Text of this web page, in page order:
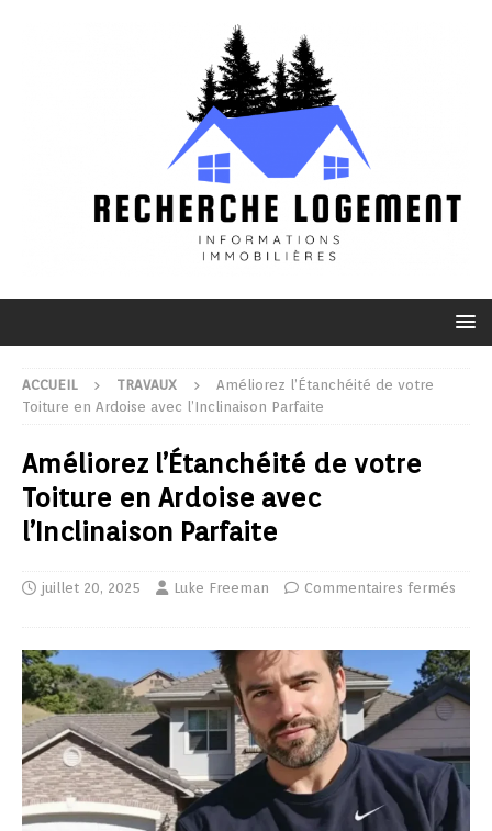
ACCUEIL TRAVAUX
Améliorez l’Étanchéité de votre
Toiture en Ardoise avec l’Inclinaison Parfaite
Améliorez l’Étanchéité de votre
Toiture en Ardoise avec
l’Inclinaison Parfaite
juillet 20, 2025 Luke Freeman Commentaires fermés